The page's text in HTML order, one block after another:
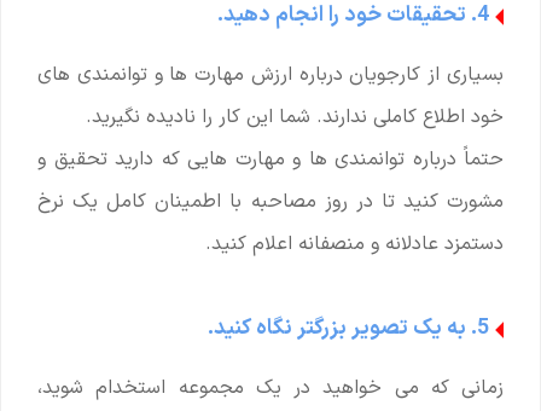
4. تحقیقات خود را انجام دهید.
بسیاری از کارجویان درباره ارزش مهارت ها و توانمندی های
خود اطلاع کاملی ندارند. شما این کار را نادیده نگیرید.
حتماً درباره توانمندی ها و مهارت هایی که دارید تحقیق و
مشورت کنید تا در روز مصاحبه با اطمینان کامل یک نرخ
دستمزد عادلانه و منصفانه اعلام کنید.
5. به یک تصویر بزرگتر نگاه کنید.
زمانی که می خواهید در یک مجموعه استخدام شوید،